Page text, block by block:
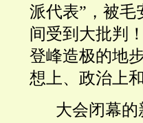
派代表”，被毛
间受到大批判
登峰造极的地
想上、政治上
大会闭幕